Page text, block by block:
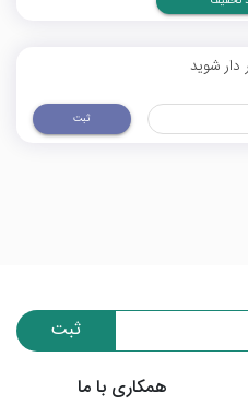
شوید
ثبت
ثبت
همکاری با ما